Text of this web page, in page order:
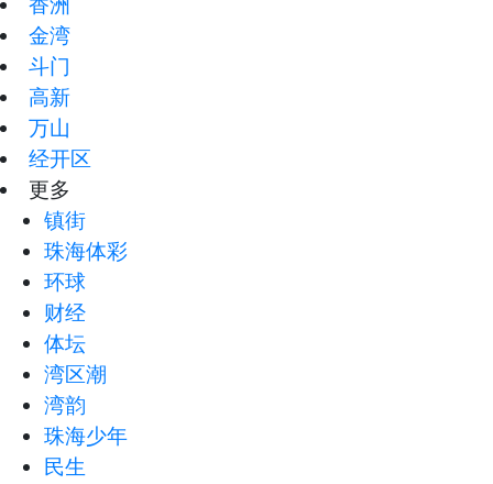
金湾
斗门
高新
万山
经开区
更多
镇街
珠海体彩
环球
财经
体坛
湾区潮
湾韵
珠海少年
民生